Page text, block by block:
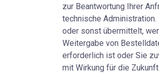
zur Beantwortung Ihrer
technische
oder sonst übermittelt,
Weitergabe von
erforderlich ist oder Sie
mit Wirkung für die